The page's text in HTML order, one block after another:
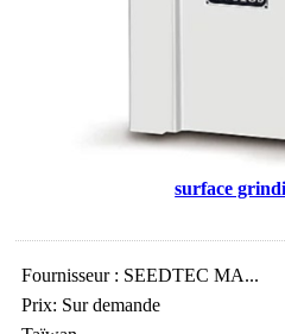
surface
Fournisseur : SEEDTEC MA...
Prix: Sur demande